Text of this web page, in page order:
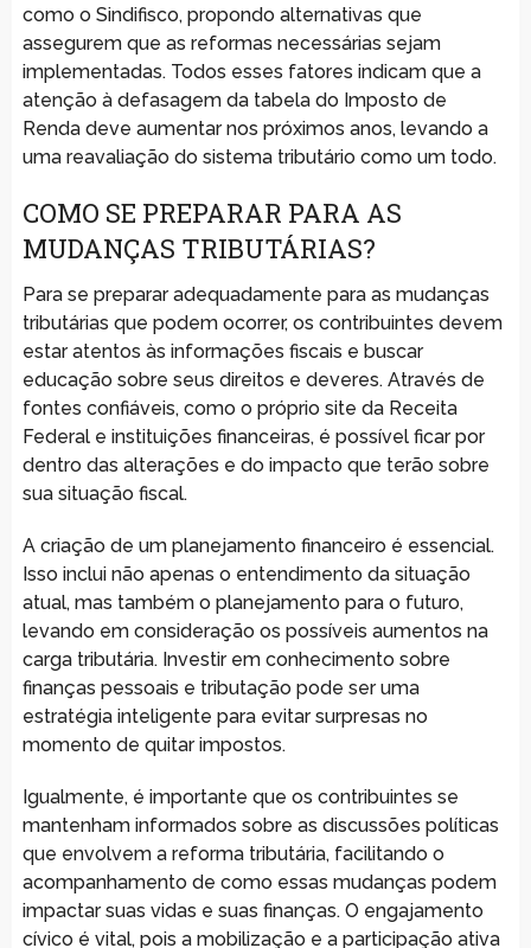
como o Sindifisco, propondo alternativas que
assegurem que as reformas necessárias sejam
implementadas. Todos esses fatores indicam que a
atenção à defasagem da tabela do Imposto de
Renda deve aumentar nos próximos anos, levando a
uma reavaliação do sistema tributário como um todo.
COMO SE PREPARAR PARA AS
MUDANÇAS TRIBUTÁRIAS?
Para se preparar adequadamente para as mudanças
tributárias que podem ocorrer, os contribuintes devem
estar atentos às informações fiscais e buscar
educação sobre seus direitos e deveres. Através de
fontes confiáveis, como o próprio site da Receita
Federal e instituições financeiras, é possível ficar por
dentro das alterações e do impacto que terão sobre
sua situação fiscal.
A criação de um planejamento financeiro é essencial.
Isso inclui não apenas o entendimento da situação
atual, mas também o planejamento para o futuro,
levando em consideração os possíveis aumentos na
carga tributária. Investir em conhecimento sobre
finanças pessoais e tributação pode ser uma
estratégia inteligente para evitar surpresas no
momento de quitar impostos.
Igualmente, é importante que os contribuintes se
mantenham informados sobre as discussões políticas
que envolvem a reforma tributária, facilitando o
acompanhamento de como essas mudanças podem
impactar suas vidas e suas finanças. O engajamento
cívico é vital, pois a mobilização e a participação ativa